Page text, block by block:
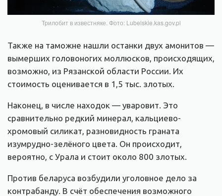
Трилобит в известняке. Фото: Lubelskie.kas.gov.pl
Также на таможне нашли останки двух амонитов —
вымерших головоногих моллюсков, происходящих,
возможно, из Рязанской области России. Их
стоимость оценивается в 1,5 тыс. злотых.
Наконец, в числе находок — уваровит. Это
сравнительно редкий минерал, кальциево-
хромовый силикат, разновидность граната
изумрудно-зелёного цвета. Он происходит,
вероятно, с Урала и стоит около 800 злотых.
Против беларуса возбудили уголовное дело за
контрабанду. В счёт обеспечения возможного